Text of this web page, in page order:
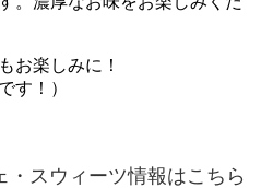
お楽しみに！
す！）
・スウィーツ情報はこちら